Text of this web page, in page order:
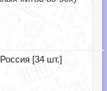
[34 шт.]